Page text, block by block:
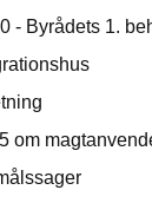
- Byrådets 1.
om